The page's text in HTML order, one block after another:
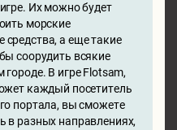
Их можно будет
морские
а еще такие
соорудить всякие
В игре Flotsam,
каждый посетитель
портала, вы сможете
в разных направлениях,